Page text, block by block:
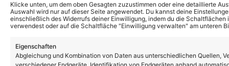
Klicke unten, um dem oben Gesagten zuzustimmen oder eine detaillierte
Auswahl wird nur auf dieser Seite angewendet. Du kannst deine
einschließlich des Widerrufs deiner Einwilligung, indem du die
verwendest oder auf die Schaltfläche "Einwilligung verwalten" am unteren
Eigenschaften
Abgleichung und Kombination von Daten aus unterschiedlichen Quellen,